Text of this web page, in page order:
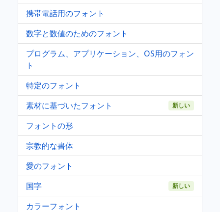
携帯電話用のフォント
数字と数値のためのフォント
プログラム、アプリケーション、OS用のフォン
ト
特定のフォント
素材に基づいたフォント
新しい
フォントの形
宗教的な書体
愛のフォント
国字
新しい
カラーフォント